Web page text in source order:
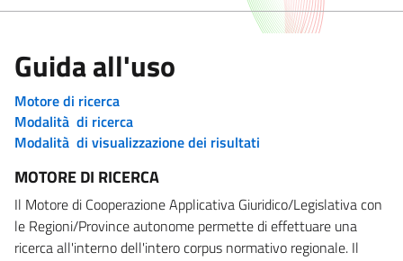
Guida all'uso
Motore di ricerca
Modalità di ricerca
Modalità di visualizzazione dei risultati
MOTORE DI RICERCA
Il Motore di Cooperazione Applicativa Giuridico/Legislativa con
le Regioni/Province autonome permette di effettuare una
ricerca all'interno dell'intero corpus normativo regionale. Il